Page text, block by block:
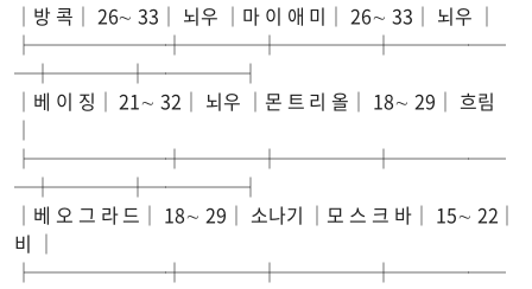
│방 콕│ 26∼ 33│ 뇌우 │마 이 애 미│ 26∼ 33│ 뇌우 │
├───────┼────┼─────┼──────
─┼────┼─────┤
│베 이 징│ 21∼ 32│ 뇌우 │몬 트 리 올│ 18∼ 29│ 흐림
│
├───────┼────┼─────┼──────
─┼────┼─────┤
│베 오 그 라 드│ 18∼ 29│ 소나기 │모 스 크 바│ 15∼ 22│
비 │
├───────┼────┼─────┼──────